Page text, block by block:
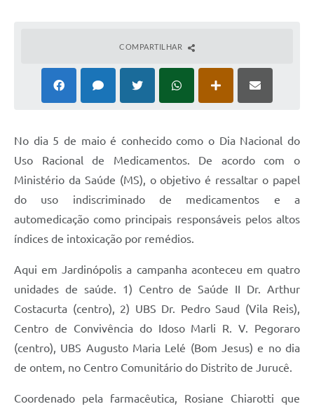
COMPARTILHAR
No dia 5 de maio é conhecido como o Dia Nacional do
Uso Racional de Medicamentos. De acordo com o
Ministério da Saúde (MS), o objetivo é ressaltar o papel
do uso indiscriminado de medicamentos e a
automedicação como principais responsáveis pelos altos
índices de intoxicação por remédios.
Aqui em Jardinópolis a campanha aconteceu em quatro
unidades de saúde. 1) Centro de Saúde II Dr. Arthur
Costacurta (centro), 2) UBS Dr. Pedro Saud (Vila Reis),
Centro de Convivência do Idoso Marli R. V. Pegoraro
(centro), UBS Augusto Maria Lelé (Bom Jesus) e no dia
de ontem, no Centro Comunitário do Distrito de Jurucê.
Coordenado pela farmacêutica, Rosiane Chiarotti que